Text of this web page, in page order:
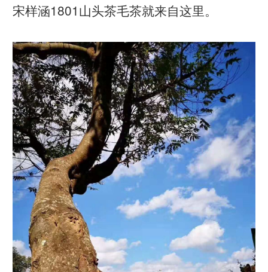
宋样涵1801山头茶毛茶就来自这里。